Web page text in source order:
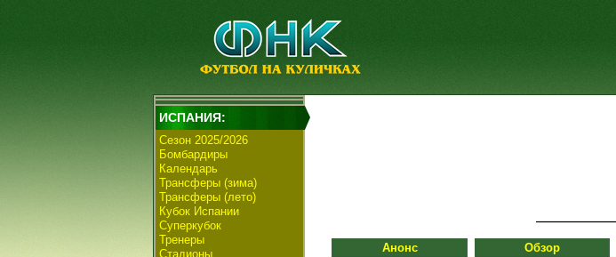
ИСПАНИЯ:
Сезон 2025/2026
Бомбардиры
Календарь
Трансферы (зима)
Трансферы (лето)
Кубок Испании
Суперкубок
Тренеры
Стадионы
Анонс Обзор